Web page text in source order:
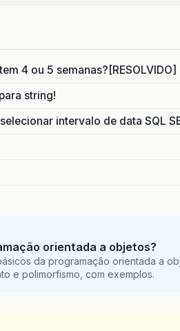
4 ou 5 semanas?[RESOLVIDO]
string!
intervalo de data SQL
orientada a objetos?
da programação orientada a
e polimorfismo, com exemplos.